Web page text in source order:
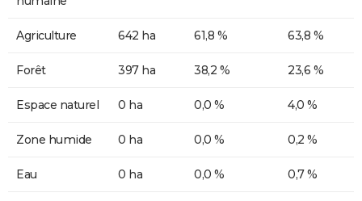
Agriculture 642 ha 61,8 % 63,8 %
Forêt 397 ha 38,2 % 23,6 %
Espace naturel 0 ha 0,0 % 4,0 %
Zone humide 0 ha 0,0 % 0,2 %
Eau 0 ha 0,0 % 0,7 %